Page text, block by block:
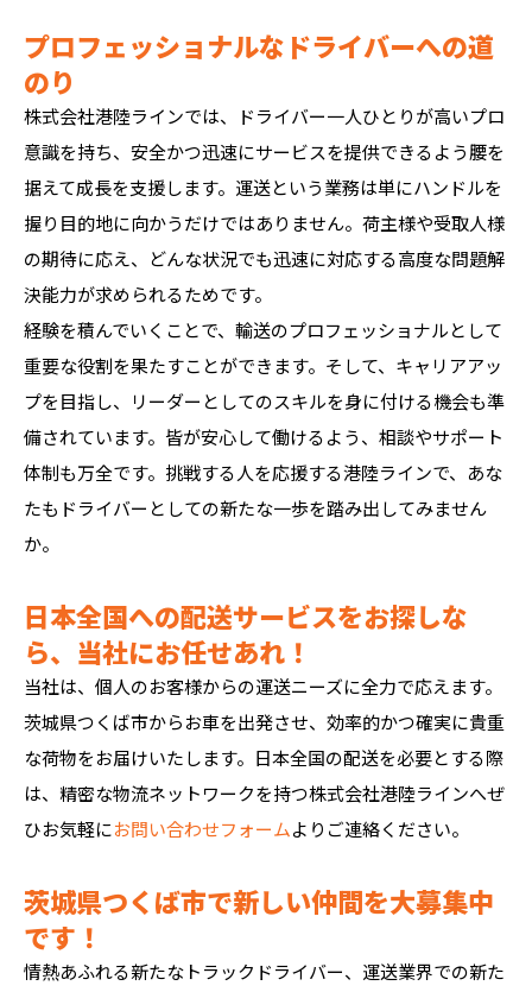
プロフェッショナルなドライバーへの道
のり
株式会社港陸ラインでは、ドライバー一人ひとりが高いプロ
意識を持ち、安全かつ迅速にサービスを提供できるよう腰を
据えて成長を支援します。運送という業務は単にハンドルを
握り目的地に向かうだけではありません。荷主様や受取人様
の期待に応え、どんな状況でも迅速に対応する高度な問題解
決能力が求められるためです。
経験を積んでいくことで、輸送のプロフェッショナルとして
重要な役割を果たすことができます。そして、キャリアアッ
プを目指し、リーダーとしてのスキルを身に付ける機会も準
備されています。皆が安心して働けるよう、相談やサポート
体制も万全です。挑戦する人を応援する港陸ラインで、あな
たもドライバーとしての新たな一歩を踏み出してみません
か。
日本全国への配送サービスをお探しな
ら、当社にお任せあれ！
当社は、個人のお客様からの運送ニーズに全力で応えます。
茨城県つくば市からお車を出発させ、効率的かつ確実に貴重
な荷物をお届けいたします。日本全国の配送を必要とする際
は、精密な物流ネットワークを持つ株式会社港陸ラインへぜ
ひお気軽にお問い合わせフォームよりご連絡ください。
茨城県つくば市で新しい仲間を大募集中
です！
情熱あふれる新たなトラックドライバー、運送業界での新た